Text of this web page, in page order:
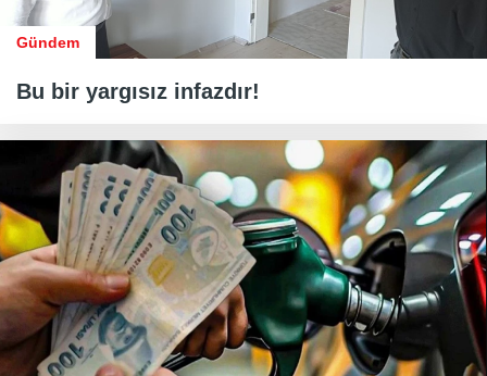
Gündem
Bu bir yargısız infazdır!